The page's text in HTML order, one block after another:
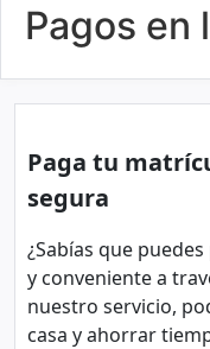
Pagos en
Paga tu
segura
¿Sabías que
y conveniente a
nuestro servicio,
casa y ahorrar